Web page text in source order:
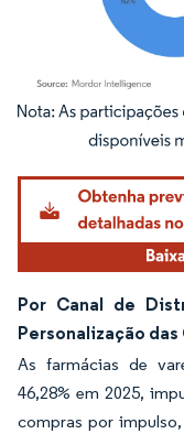
Imagem © Mordor
Por Canal de
Personalização das
As farmácias de
46,28% em 2025,
compras por